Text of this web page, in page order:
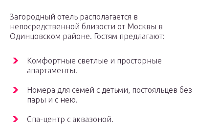
Загородный отель располагается в
непосредственной близости от Москвы в
Одинцовском районе. Гостям предлагают:
Комфортные светлые и просторные
апартаменты.
Номера для семей с детьми, постояльцев без
пары и с нею.
Спа-центр с аквазоной.